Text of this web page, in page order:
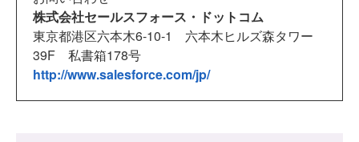
株式会社セールスフォース・ドットコム
東京都港区六本木6-10-1 六本木ヒルズ森タワー
39F 私書箱178号
http://www.salesforce.com/jp/